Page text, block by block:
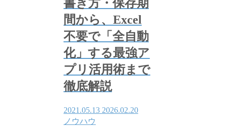
書き方・保存期
間から、Excel
不要で「全自動
化」する最強ア
プリ活用術まで
徹底解説
2021.05.13 2026.02.20
ノウハウ